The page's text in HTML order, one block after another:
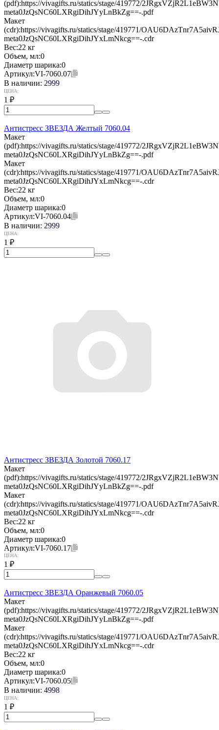
(pdf):https://vivagifts.ru/statics/stage/419772/
meta0JzQsNC60LXRgiDihJYyLnBkZg==-.pdf
Макет
(cdr):https://vivagifts.ru/statics/stage/419771/
meta0JzQsNC60LXRgiDihJYxLmNkcg==-.cdr
Вес:22 кг
Объем, мл:0
Диаметр шарика:0
Артикул:VI-7060.07
В наличии: 2999
ЦЕНА:
1 ₽
Антистресс ЗВЕЗДА Желтый 7060.04
Макет
(pdf):https://vivagifts.ru/statics/stage/419772/
meta0JzQsNC60LXRgiDihJYyLnBkZg==-.pdf
Макет
(cdr):https://vivagifts.ru/statics/stage/419771/
meta0JzQsNC60LXRgiDihJYxLmNkcg==-.cdr
Вес:22 кг
Объем, мл:0
Диаметр шарика:0
Артикул:VI-7060.04
В наличии: 2999
ЦЕНА:
1 ₽
Антистресс ЗВЕЗДА Золотой 7060.17
Макет
(pdf):https://vivagifts.ru/statics/stage/419772/
meta0JzQsNC60LXRgiDihJYyLnBkZg==-.pdf
Макет
(cdr):https://vivagifts.ru/statics/stage/419771/
meta0JzQsNC60LXRgiDihJYxLmNkcg==-.cdr
Вес:22 кг
Объем, мл:0
Диаметр шарика:0
Артикул:VI-7060.17
ЦЕНА:
1 ₽
Антистресс ЗВЕЗДА Оранжевый 7060.05
Макет
(pdf):https://vivagifts.ru/statics/stage/419772/
meta0JzQsNC60LXRgiDihJYyLnBkZg==-.pdf
Макет
(cdr):https://vivagifts.ru/statics/stage/419771/
meta0JzQsNC60LXRgiDihJYxLmNkcg==-.cdr
Вес:22 кг
Объем, мл:0
Диаметр шарика:0
Артикул:VI-7060.05
В наличии: 4998
ЦЕНА:
1 ₽